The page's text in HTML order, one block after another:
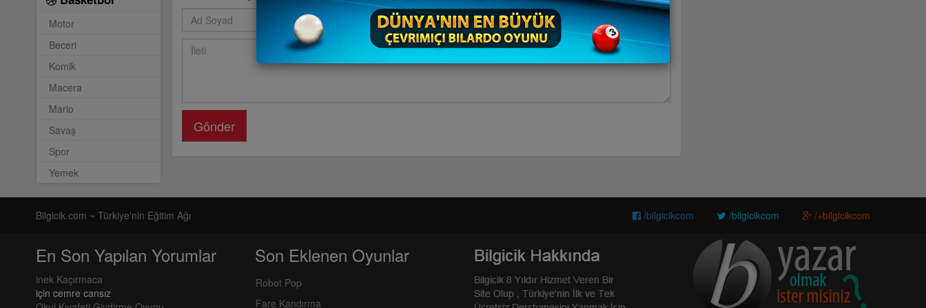
Motor
Beceri
Komik
Macera
Mario
Savaş
Spor
Yemek
Gönder
Bilgicik.com ~ Türkiye'nin Eğitim Ağı /bilgicikcom /bilgicikcom /+bilgicikcom
En Son Yapılan Yorumlar
inek Kaçırmaca
için cemre cansız
Son Eklenen Oyunlar
Robot Pop
Fare Kandırma